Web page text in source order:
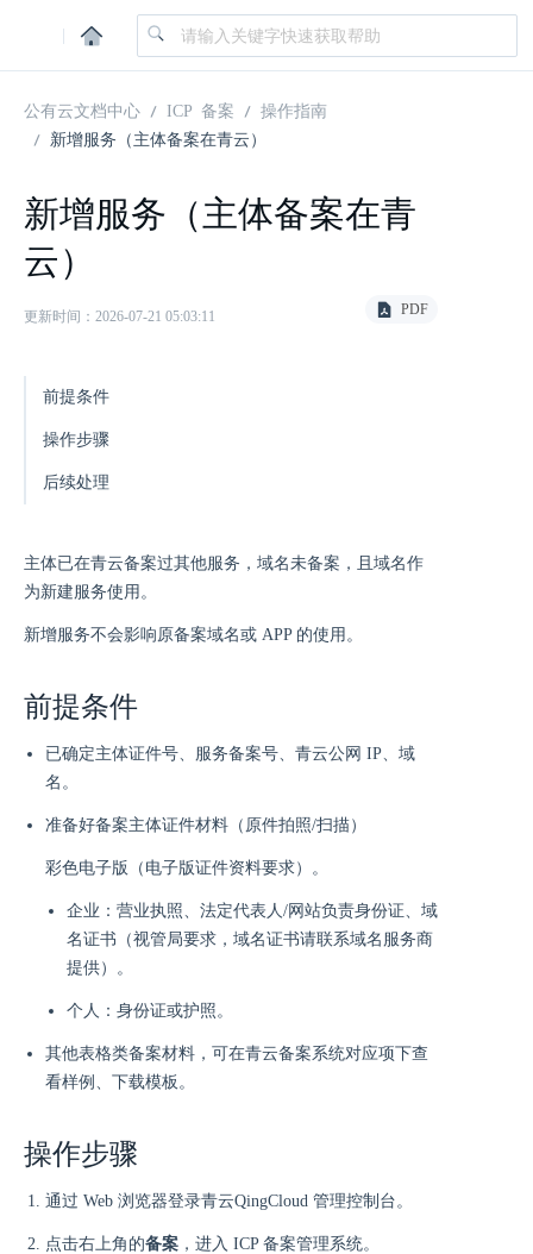
|
公有云文档中心 ICP 备案
操作指南
新增服务（主体备案在青云）
新增服务（主体备案在青
云）
更新时间：2026-07-21 05:03:11 PDF
前提条件
操作步骤
后续处理
主体已在青云备案过其他服务，域名未备案，且域名作
为新建服务使用。
新增服务不会影响原备案域名或 APP 的使用。
前提条件
已确定主体证件号、服务备案号、青云公网 IP、域
名。
准备好备案主体证件材料（原件拍照/扫描）
彩色电子版（电子版证件资料要求）。
企业：营业执照、法定代表人/网站负责身份证、域
名证书（视管局要求，域名证书请联系域名服务商
提供）。
个人：身份证或护照。
其他表格类备案材料，可在青云备案系统对应项下查
看样例、下载模板。
操作步骤
通过 Web 浏览器登录青云QingCloud 管理控制台。
点击右上角的备案 ，进入 ICP 备案管理系统。